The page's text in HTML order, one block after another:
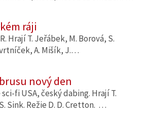
ráji
Hrají T. Jeřábek, M. Borová, S.
A. Mišík, J.…
nový den
fi USA, český dabing. Hrají T.
Sink. Režie D. D. Cretton. …